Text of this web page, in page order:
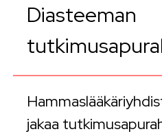
Diasteeman
jakaa